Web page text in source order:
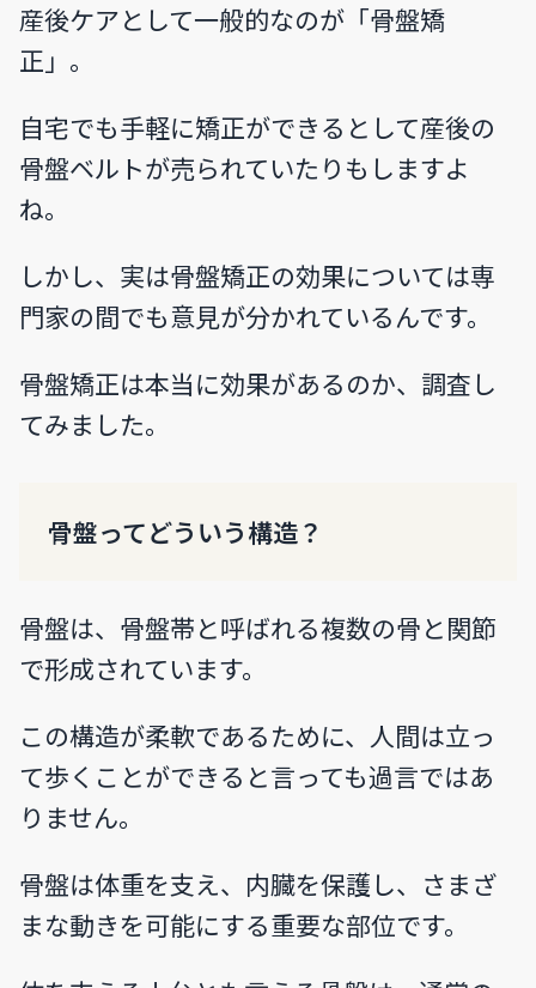
産後ケアとして一般的なのが「骨盤矯
正」。
自宅でも手軽に矯正ができるとして産後の
骨盤ベルトが売られていたりもしますよ
ね。
しかし、実は骨盤矯正の効果については専
門家の間でも意見が分かれているんです。
骨盤矯正は本当に効果があるのか、調査し
てみました。
骨盤ってどういう構造？
骨盤は、骨盤帯と呼ばれる複数の骨と関節
で形成されています。
この構造が柔軟であるために、人間は立っ
て歩くことができると言っても過言ではあ
りません。
骨盤は体重を支え、内臓を保護し、さまざ
まな動きを可能にする重要な部位です。